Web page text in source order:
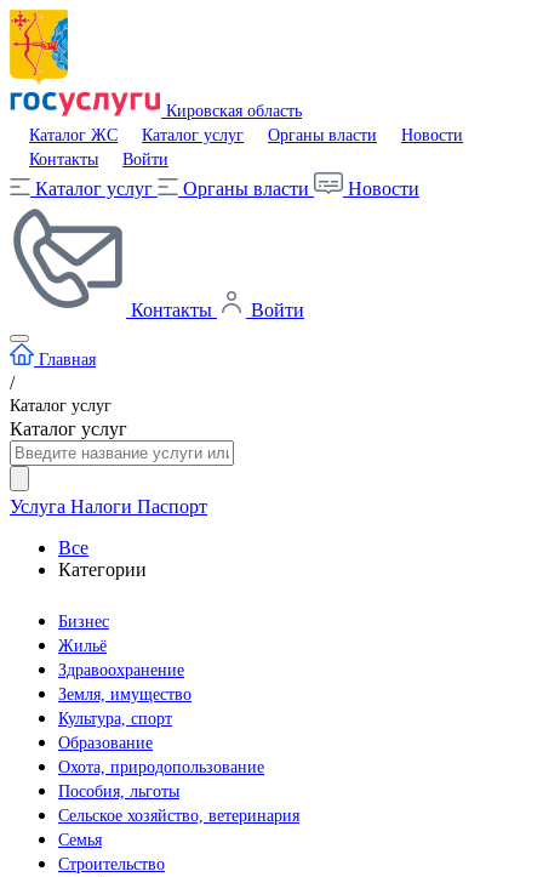
Кировская область
Каталог ЖС
Каталог услуг Органы власти
Новости
Контакты
Войти
Каталог услуг Органы власти Новости
Контакты Войти
Главная
/
Каталог услуг
Каталог услуг
Услуга Налоги Паспорт
Все
Категории
Бизнес
Жильё
Здравоохранение
Земля, имущество
Культура, спорт
Образование
Охота, природопользование
Пособия, льготы
Сельское хозяйство, ветеринария
Семья
Строительство